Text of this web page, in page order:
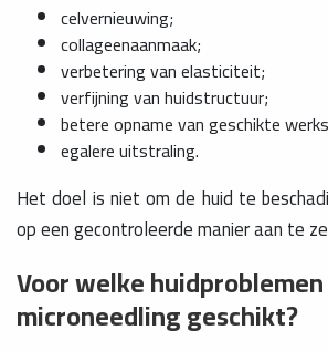
celvernieuwing;
collageenaanmaak;
verbetering van elasticiteit;
verfijning van huidstructuur;
betere opname van geschikte
egalere uitstraling.
Het doel is niet om de huid te
op een gecontroleerde manier aan te
Voor welke
microneedling geschikt?